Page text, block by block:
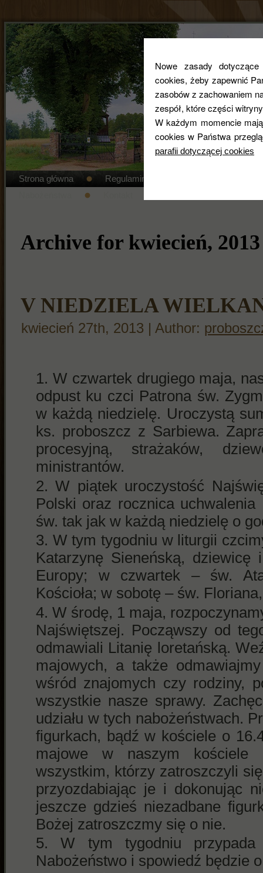
Nowe zasady
cookies, żeby zapewnić
zasobów z zachowaniem
zespół, które części
W każdym momencie
cookies w Państwa
parafii dotyczącej cookies
Strona główna Regulamin cmentarza
Archive for kwiecień, 2013
V NIEDZIELA
kwiecień 27th, 2013 | Author:
W czwartek drugiego maja,
odpust ku czci Patrona św.
w każdą niedzielę. Uroczystą
ks. proboszcz z Sarbiewa.
procesyjną, strażaków,
ministrantów.
W piątek uroczystość
Polski oraz rocznica
św. tak jak w każdą niedzielę o
W tym tygodniu w liturgii
Katarzynę Sieneńską, dziewicę
Europy; w czwartek – św.
Kościoła; w sobotę – św.
W środę, 1 maja,
Najświętszej. Począwszy od
odmawiali Litanię loretańską.
majowych, a także
wśród znajomych czy rodziny,
wszystkie nasze sprawy.
udziału w tych nabożeństwach.
figurkach, bądź w kościele o
majowe w naszym kościele
wszystkim, którzy zatroszczyli
przyozdabiając je i dokonując
jeszcze gdzieś niezadbane
Bożej zatroszczmy się o nie.
W tym tygodniu
Nabożeństwo i spowiedź będzie